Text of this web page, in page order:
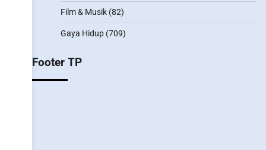
Film & Musik(82)
Gaya Hidup(709)
Footer TP